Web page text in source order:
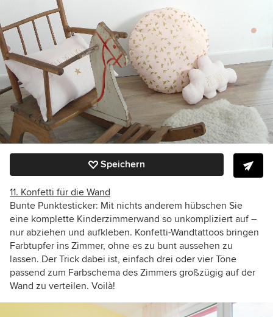
Speichern
11. Konfetti für die Wand
Bunte Punktesticker: Mit nichts anderem hübschen Sie
eine komplette Kinderzimmerwand so unkompliziert auf –
nur abziehen und aufkleben. Konfetti-Wandtattoos bringen
Farbtupfer ins Zimmer, ohne es zu bunt aussehen zu
lassen. Der Trick dabei ist, einfach drei oder vier Töne
passend zum Farbschema des Zimmers großzügig auf der
Wand zu verteilen. Voilà!